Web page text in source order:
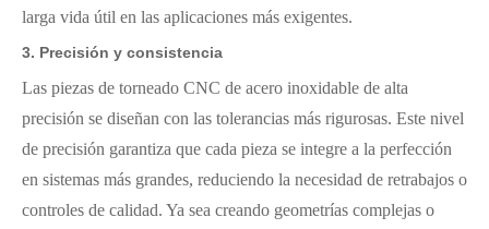
larga vida útil en las aplicaciones más exigentes.
3. Precisión y consistencia
Las piezas de torneado CNC de acero inoxidable de alta
precisión se diseñan con las tolerancias más rigurosas. Este nivel
de precisión garantiza que cada pieza se integre a la perfección
en sistemas más grandes, reduciendo la necesidad de retrabajos o
controles de calidad. Ya sea creando geometrías complejas o